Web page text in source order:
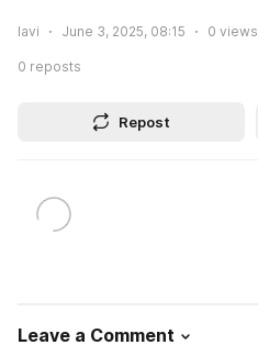
lavi June 3, 2025, 08:15 0 views
0 reposts
Repost
Leave a Comment